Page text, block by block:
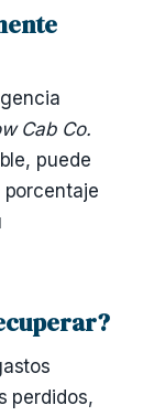
Cab Co.
puede
porcentaje
perdidos,